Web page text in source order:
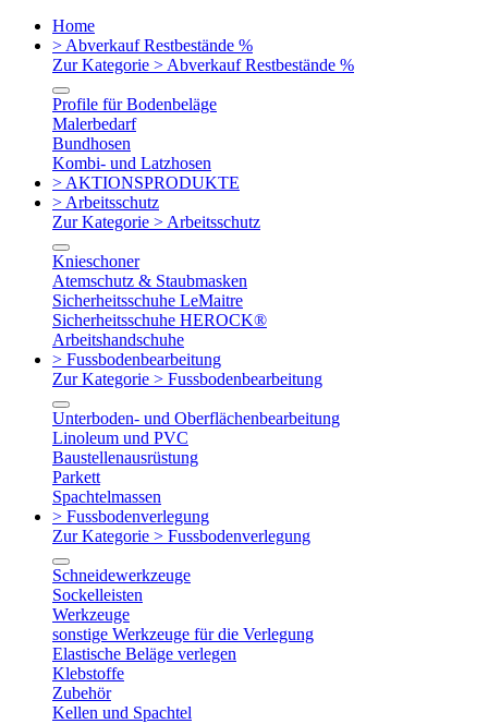
Home
> Abverkauf Restbestände %
Zur Kategorie > Abverkauf Restbestände %
Profile für Bodenbeläge
Malerbedarf
Bundhosen
Kombi- und Latzhosen
> AKTIONSPRODUKTE
> Arbeitsschutz
Zur Kategorie > Arbeitsschutz
Knieschoner
Atemschutz & Staubmasken
Sicherheitsschuhe LeMaitre
Sicherheitsschuhe HEROCK®
Arbeitshandschuhe
> Fussbodenbearbeitung
Zur Kategorie > Fussbodenbearbeitung
Unterboden- und Oberflächenbearbeitung
Linoleum und PVC
Baustellenausrüstung
Parkett
Spachtelmassen
> Fussbodenverlegung
Zur Kategorie > Fussbodenverlegung
Schneidewerkzeuge
Sockelleisten
Werkzeuge
sonstige Werkzeuge für die Verlegung
Elastische Beläge verlegen
Klebstoffe
Zubehör
Kellen und Spachtel